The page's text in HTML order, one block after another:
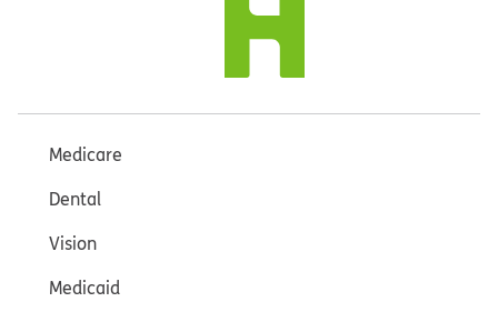
Medicare
Dental
Vision
Medicaid